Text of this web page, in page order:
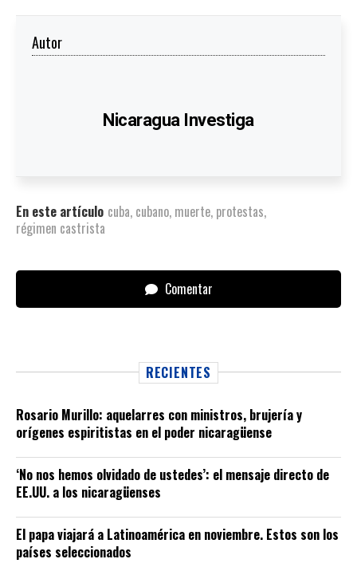
Autor
Nicaragua Investiga
En este artículo cuba, cubano, muerte, protestas,
régimen castrista
Comentar
RECIENTES
Rosario Murillo: aquelarres con ministros, brujería y
orígenes espiritistas en el poder nicaragüense
‘No nos hemos olvidado de ustedes’: el mensaje directo de
EE.UU. a los nicaragüenses
El papa viajará a Latinoamérica en noviembre. Estos son los
países seleccionados